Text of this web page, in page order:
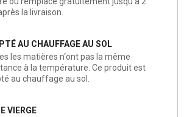
la livraison.
AU CHAUFFAGE AU SOL
les matières n‘ont pas la même
à la température. Ce produit est
au chauffage au sol.
VIERGE